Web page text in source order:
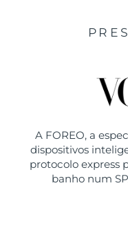
A FOREO, a
dispositivos
protocolo express
banho num